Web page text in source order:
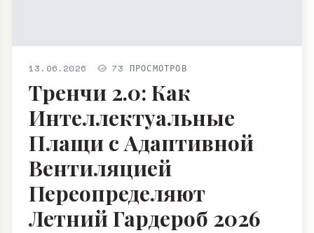
13.06.2026 73 ПРОСМОТРОВ
Тренчи 2.0: Как
Интеллектуальные
Плащи с Адаптивной
Вентиляцией
Переопределяют
Летний Гардероб 2026